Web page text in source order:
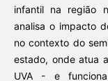
infantil na região
analisa o impacto
no contexto do
estado, onde atua
UVA - e